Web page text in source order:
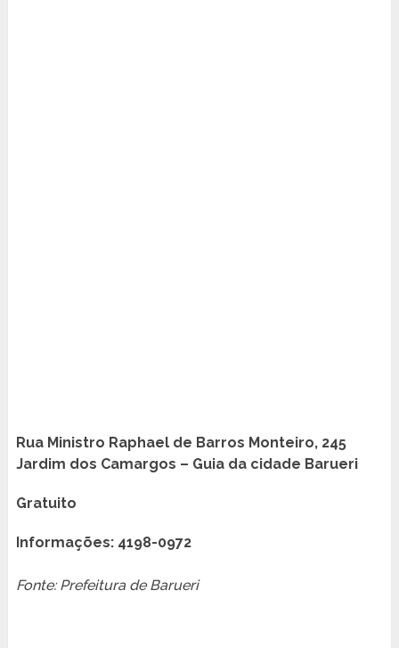
Rua Ministro Raphael de Barros Monteiro, 245
Jardim dos Camargos – Guia da cidade Barueri
Gratuito
Informações: 4198-0972
Fonte: Prefeitura de Barueri